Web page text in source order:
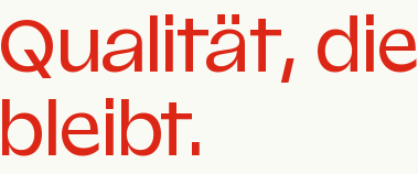
Qualität, die
bleibt.